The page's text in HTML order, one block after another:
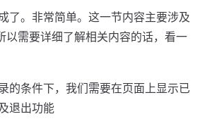
了。非常简单。这一节内容主要涉及
以需要详细了解相关内容的话，看一
的条件下，我们需要在页面上显示已
退出功能